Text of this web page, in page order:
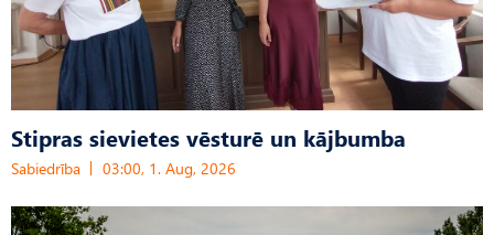
Stipras sievietes vēsturē un kājbumba
Sabiedrība 03:00, 1. Aug, 2026